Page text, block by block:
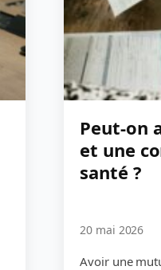
Peut-on
et une
santé ?
20 mai 2026
Avoir une